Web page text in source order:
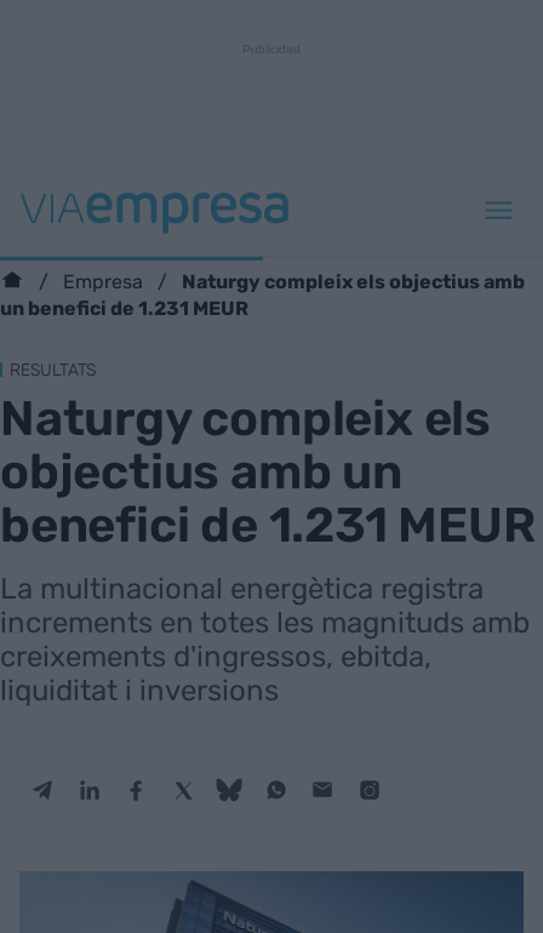
Empresa
Naturgy compleix els objectius amb
un benefici de 1.231 MEUR
RESULTATS
Naturgy compleix els
objectius amb un
benefici de 1.231 MEUR
La multinacional energètica registra
increments en totes les magnituds amb
creixements d'ingressos, ebitda,
liquiditat i inversions